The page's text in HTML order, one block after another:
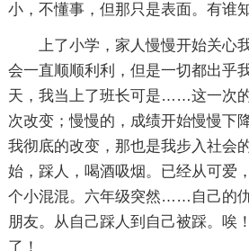
小，不懂事，但那只是表面。有谁
上了小学，家人慢慢开始关心
会一直顺顺利利，但是一切都出乎
天，我当上了班长可是……这一次
次改变；慢慢的，成绩开始慢慢下
我彻底的改变，那也是我步入社会
始，踩人，喝酒吸烟。已经从可爱
个小混混。六年级突然……自己的
朋友。从自己踩人到自己被踩。唉
了！